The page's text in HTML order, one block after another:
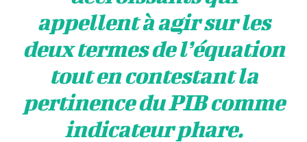
appellent à agir sur les
deux termes de l’équation
tout en contestant la
pertinence du PIB comme
indicateur phare.